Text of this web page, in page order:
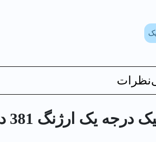
نظرات
یک ارژنگ 381 دبه